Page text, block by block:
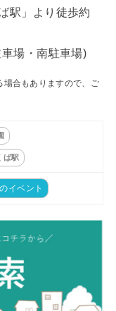
駅」より徒歩約
場・南駐車場)
合もありますので、ご
ば駅
イベント